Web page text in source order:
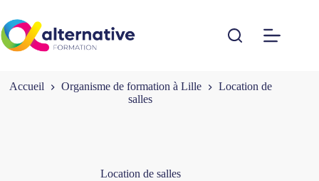
contenu
Accueil Organisme de formation à Lille
Location de
salles
Location de salles